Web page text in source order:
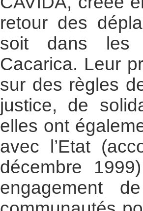
retour des
soit dans les
Cacarica. Leur
sur des règles
justice, de
elles ont
avec l’Etat
décembre
engagement